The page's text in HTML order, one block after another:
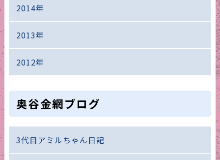
2014年
2013年
2012年
奥谷金網ブログ
3代目アミルちゃん日記